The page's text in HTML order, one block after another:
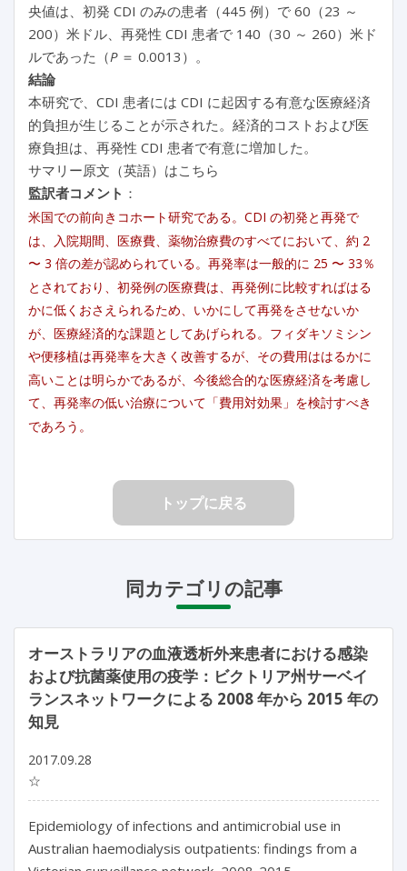
央値は、初発 CDI のみの患者（445 例）で 60（23 ～
200）米ドル、再発性 CDI 患者で 140（30 ～ 260）米ド
ルであった（P＝ 0.0013）。
結論
本研究で、CDI 患者には CDI に起因する有意な医療経済
的負担が生じることが示された。経済的コストおよび医
療負担は、再発性 CDI 患者で有意に増加した。
サマリー原文（英語）はこちら
監訳者コメント ：
米国での前向きコホート研究である。CDI の初発と再発で
は、入院期間、医療費、薬物治療費のすべてにおいて、約 2
〜 3 倍の差が認められている。再発率は一般的に 25 〜 33％
とされており、初発例の医療費は、再発例に比較すればはる
かに低くおさえられるため、いかにして再発をさせないか
が、医療経済的な課題としてあげられる。フィダキソミシン
や便移植は再発率を大きく改善するが、その費用ははるかに
高いことは明らかであるが、今後総合的な医療経済を考慮し
て、再発率の低い治療について「費用対効果」を検討すべき
であろう。
トップに戻る
同カテゴリの記事
オーストラリアの血液透析外来患者における感染
および抗菌薬使用の疫学：ビクトリア州サーベイ
ランスネットワークによる 2008 年から 2015 年の
知見
2017.09.28
☆
Epidemiology of infections and antimicrobial use in
Australian haemodialysis outpatients: findings from a